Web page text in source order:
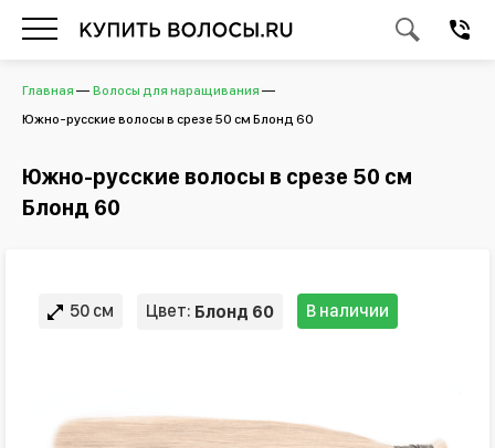
Главная
Волосы для наращивания
Южно-русские волосы в срезе 50 см Блонд 60
Южно-русские волосы в срезе 50 см
Блонд 60
50 см Цвет: Блонд 60 В наличии